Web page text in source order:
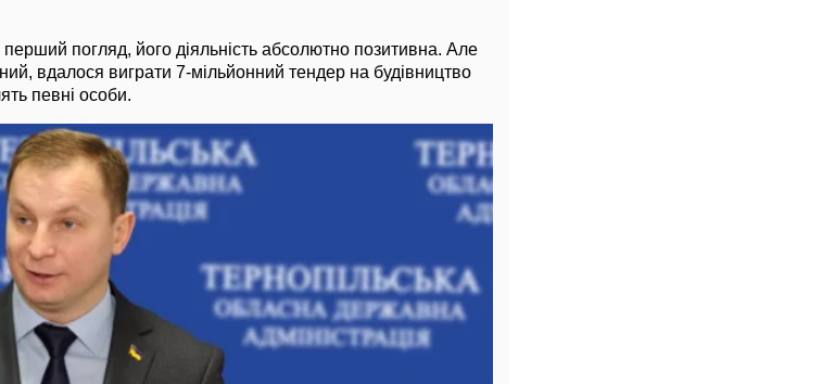
погляд, його діяльність абсолютно позитивна. Але
вдалося виграти 7-мільйонний тендер на будівництво
певні особи.